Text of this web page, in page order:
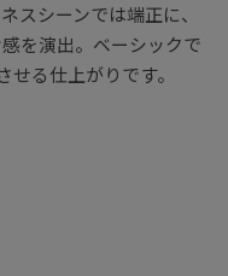
スシーンでは端正に、
を演出。ベーシックで
る仕上がりです。